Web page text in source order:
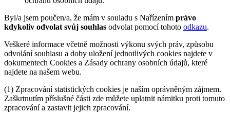
Byl/a jsem poučen/a, že mám v souladu s Nařízením právo
kdykoliv odvolat svůj souhlas odvolat pomocí tohoto odkazu.
Veškeré informace včetně možnosti výkonu svých práv, způsobu
odvolání souhlasu a doby uložení jednotlivých cookies najdete v
dokumentech Cookies a Zásady ochrany osobních údajů, které
najdete na našem webu.
(1) Zpracování statistických cookies je naším oprávněným zájmem.
Zaškrtnutím příslušné části zde můžete uplatnit námitku proti tomuto
zpracování a zastavit jejich zpracování.